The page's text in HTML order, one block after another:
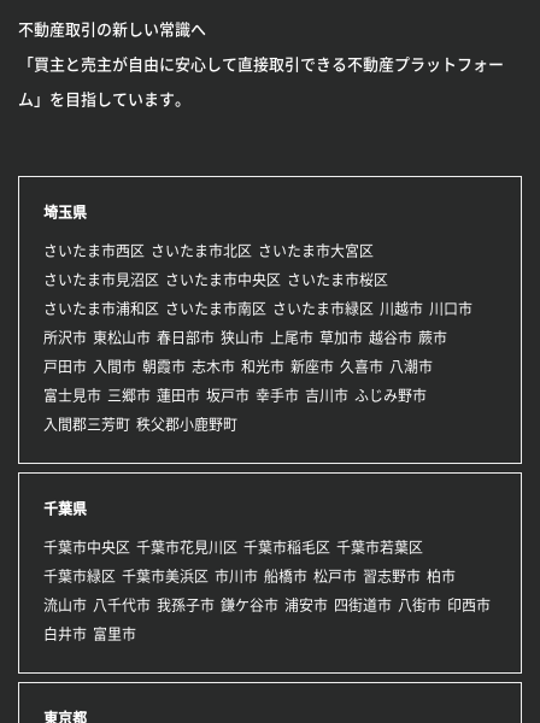
不動産取引の新しい常識へ
「買主と売主が自由に安心して直接取引できる不動産プラットフォー
ム」を目指しています。
埼玉県
さいたま市西区 さいたま市北区
さいたま市大宮区
さいたま市見沼区
さいたま市中央区
さいたま市桜区
さいたま市浦和区
さいたま市南区 さいたま市緑区 川越市 川口市
所沢市 東松山市 春日部市 狭山市 上尾市 草加市 越谷市 蕨市
戸田市 入間市 朝霞市 志木市 和光市 新座市 久喜市 八潮市
富士見市 三郷市 蓮田市 坂戸市 幸手市 吉川市 ふじみ野市
入間郡三芳町 秩父郡小鹿野町
千葉県
千葉市中央区 千葉市花見川区 千葉市稲毛区 千葉市若葉区
千葉市緑区 千葉市美浜区 市川市 船橋市 松戸市 習志野市 柏市
流山市 八千代市 我孫子市 鎌ケ谷市 浦安市 四街道市 八街市 印西市
白井市 富里市
東京都